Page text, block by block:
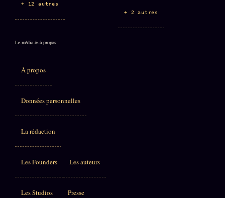
+ 12 autres
+ 2 autres
Le média & à propos
À propos
Données personnelles
La rédaction
Les Founders Les auteurs
Les Studios Presse